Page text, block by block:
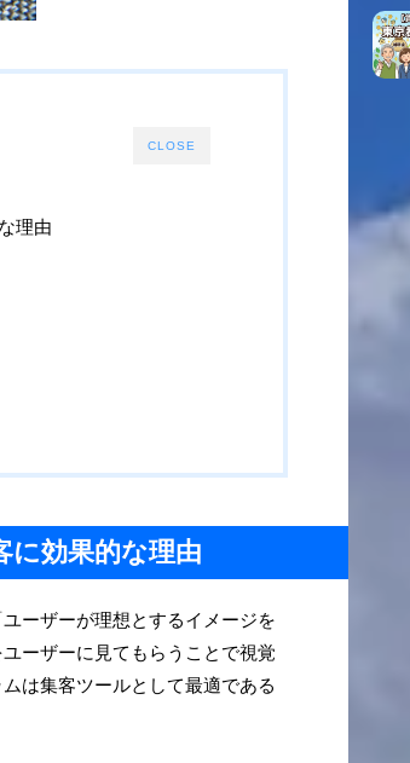
CLOSE
理由
に効果的な理由
ーザーが理想とするイメージを
ーザーに見てもらうことで視覚
は集客ツールとして最適である